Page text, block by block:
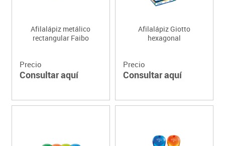
Afilalápiz metálico
rectangular Faibo
Precio
Consultar aquí
Afilalápiz Giotto
hexagonal
Precio
Consultar aquí